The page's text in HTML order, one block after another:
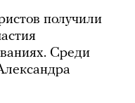
получили
Среди